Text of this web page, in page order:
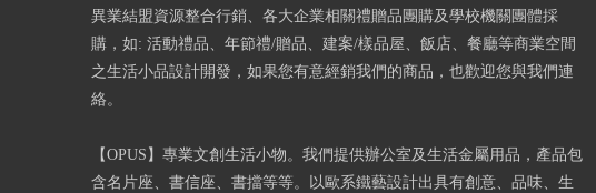
異業結盟資源整合行銷、各大企業相關禮贈品團購及學校機關團體採
購，如: 活動禮品、年節禮/贈品、建案/樣品屋、飯店、餐廳等商業空間
之生活小品設計開發，如果您有意經銷我們的商品，也歡迎您與我們連
絡。
【OPUS】專業文創生活小物。我們提供辦公室及生活金屬用品，產品包
含名片座、書信座、書擋等等。以歐系鐵藝設計出具有創意、品味、生